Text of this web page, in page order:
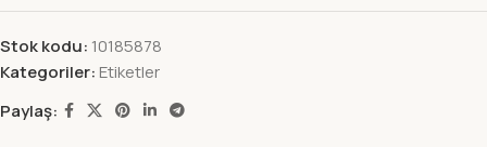
Stok kodu: 10185878
Kategoriler: Etiketler
Paylaş: